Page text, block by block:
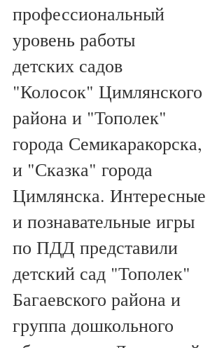
профессиональный
уровень работы
детских садов
"Колосок" Цимлянского
района и "Тополек"
города Семикаракорска,
и "Сказка" города
Цимлянска. Интересные
и познавательные игры
по ПДД представили
детский сад "Тополек"
Багаевского района и
группа дошкольного